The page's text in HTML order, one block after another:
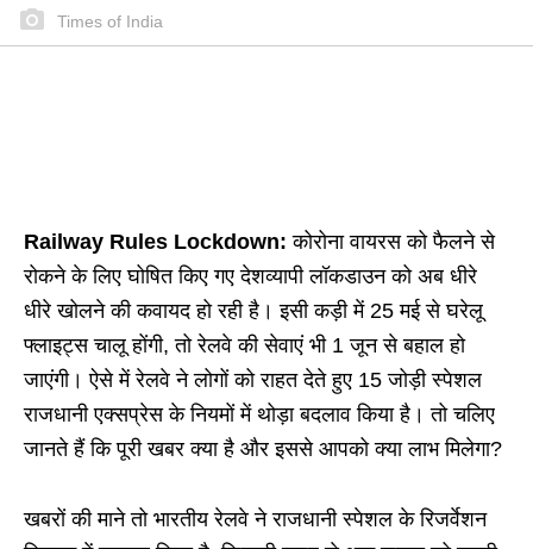
Times of India
Railway Rules Lockdown:कोरोना वायरस को फैलने से
रोकने के लिए घोषित किए गए देशव्यापी लॉकडाउन को अब धीरे
धीरे खोलने की कवायद हो रही है। इसी कड़ी में 25 मई से घरेलू
फ्लाइट्स चालू होंगी, तो रेलवे की सेवाएं भी 1 जून से बहाल हो
जाएंगी। ऐसे में रेलवे ने लोगों को राहत देते हुए 15 जोड़ी स्पेशल
राजधानी एक्सप्रेस के नियमों में थोड़ा बदलाव किया है। तो चलिए
जानते हैं कि पूरी खबर क्या है और इससे आपको क्या लाभ मिलेगा?
खबरों की माने तो भारतीय रेलवे ने राजधानी स्पेशल के रिजर्वेशन